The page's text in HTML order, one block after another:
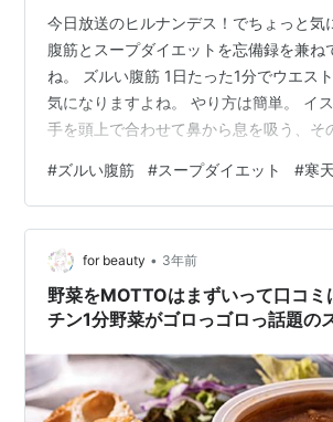
今日放送のヒルナンデス！でちょっと気
腹筋とスープダイエットを忘備録を兼ね
ね。 ズルい腹筋 1日たった1分でウエス
気になりますよね。 やり方は簡単。 イ
手を頭上で合わせて鼻から息を吸う、そ
秒間は気ながら両手を胸まで下ろす。 応
に右脚を真上（真正面）に上げる。目線
は90度に曲げる。 これを左右交互に行
でOK。 これほっぺをふくらますので顔
たとか。 で、実践した芸人さんは4週間
んとマイナス8.5㎝！…
#ズルい腹筋 #スープダイエット #寒
for beauty • 3年前
野菜をMOTTOはまずいって口コミ
チン1分野菜がゴロっゴロっ話題の